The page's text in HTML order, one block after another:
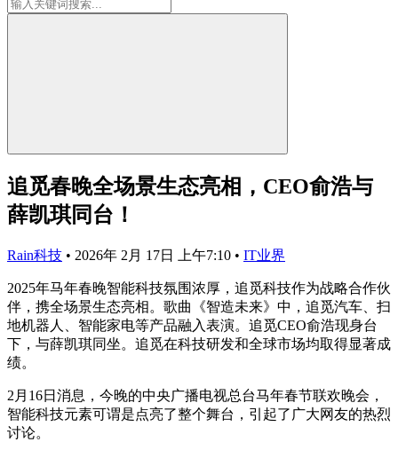
追觅春晚全场景生态亮相，CEO俞浩与
薛凯琪同台！
Rain科技 • 2026年 2月 17日 上午7:10 • IT业界
2025年马年春晚智能科技氛围浓厚，追觅科技作为战略合作伙
伴，携全场景生态亮相。歌曲《智造未来》中，追觅汽车、扫
地机器人、智能家电等产品融入表演。追觅CEO俞浩现身台
下，与薛凯琪同坐。追觅在科技研发和全球市场均取得显著成
绩。
2月16日消息，今晚的中央广播电视总台马年春节联欢晚会，
智能科技元素可谓是点亮了整个舞台，引起了广大网友的热烈
讨论。